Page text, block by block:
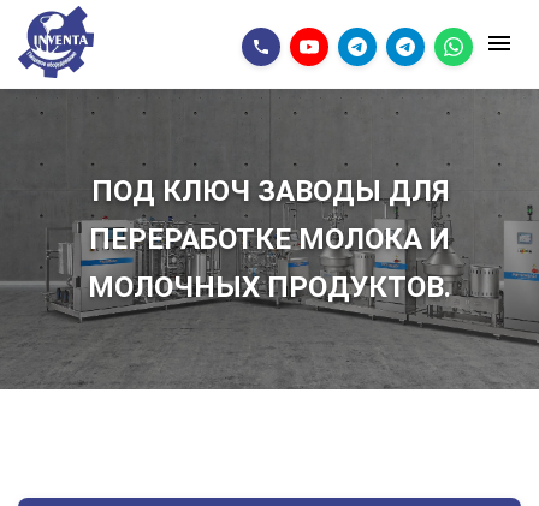
ПОД КЛЮЧ ЗАВОДЫ ДЛЯ
ПЕРЕРАБОТКЕ МОЛОКА И
МОЛОЧНЫХ ПРОДУКТОВ.